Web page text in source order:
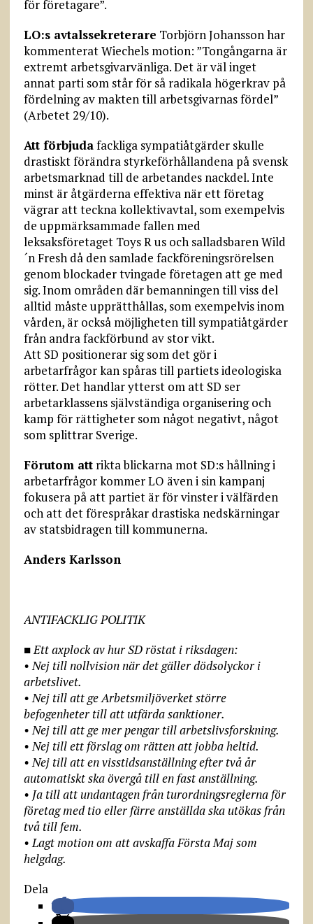
för företagare”.
LO:s avtalssekreterare Torbjörn Johansson har
kommenterat Wiechels motion: ”Tongångarna är
extremt arbetsgivarvänliga. Det är väl inget
annat parti som står för så radikala högerkrav på
fördelning av makten till arbetsgivarnas fördel”
(Arbetet 29/10).
Att förbjudafackliga sympatiåtgärder skulle
drastiskt förändra styrkeförhållandena på svensk
arbetsmarknad till de arbetandes nackdel. Inte
minst är åtgärderna effektiva när ett företag
vägrar att teckna kollektivavtal, som exempelvis
de uppmärksammade fallen med
leksaksföretaget Toys R us och salladsbaren Wild
´n Fresh då den samlade fackföreningsrörelsen
genom blockader tvingade företagen att ge med
sig. Inom områden där bemanningen till viss del
alltid måste upprätthållas, som exempelvis inom
vården, är också möjligheten till sympatiåtgärder
från andra fackförbund av stor vikt.
Att SD positionerar sig som det gör i
arbetarfrågor kan spåras till partiets ideologiska
rötter. Det handlar ytterst om att SD ser
arbetarklassens självständiga organisering och
kamp för rättigheter som något negativt, något
som splittrar Sverige.
Förutom attrikta blickarna mot SD:s hållning i
arbetarfrågor kommer LO även i sin kampanj
fokusera på att partiet är för vinster i välfärden
och att det förespråkar drastiska nedskärningar
av statsbidragen till kommunerna.
Anders Karlsson
ANTIFACKLIG POLITIK
■ Ett axplock av hur SD röstat i riksdagen:
• Nej till nollvision när det gäller dödsolyckor i
arbetslivet.
• Nej till att ge Arbetsmiljöverket större
befogenheter till att utfärda sanktioner.
• Nej till att ge mer pengar till arbetslivsforskning.
• Nej till ett förslag om rätten att jobba heltid.
• Nej till att en visstidsanställning efter två år
automatiskt ska övergå till en fast anställning.
• Ja till att undantagen från turordningsreglerna för
företag med tio eller färre anställda ska utökas från
två till fem.
• Lagt motion om att avskaffa Första Maj som
helgdag.
Dela